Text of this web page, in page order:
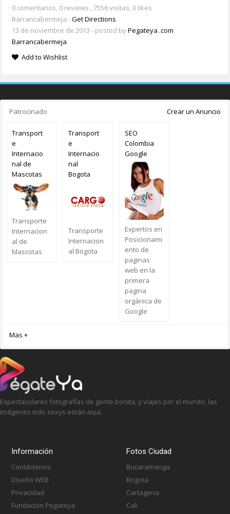
0 comentarios, 0 reviews , 7556 visitas, 0 likes
Barrancabermeja -Get Directions
13 de noviembre de 2013 - posted byPegateya .com
Barrancabermeja
Add to Wishlist
Patrocinado Crear un Anuncio
Transport
e
Internacio
nal de
Mascotas
Transporte
Internacion
al de
Mascotas
Transport
e
Internacio
nal
Bogota
Transporte
Internacion
al Bogota
SEO
Colombia
Google
Expertos en
Posicionami
ento de
paginas
web en la
primera
pagina
orgánica de
Google
Mas +
Espectaculares fotografías de gente bonita, y viajes por el mundo, las
imágenes más sexys están aquí.
Información
Contáctenos
Diseño WEB
Privacidad
Fundación Pegateya
Fotos Ciudad
Bucaramanga
Bogota
Cartagena
Cali